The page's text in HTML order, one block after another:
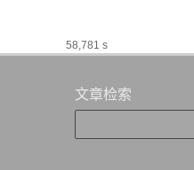
58,781 s
文章检索